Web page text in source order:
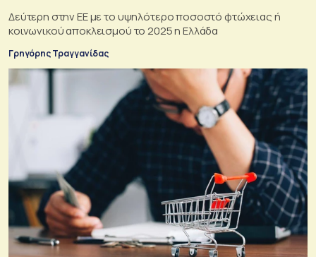
Δεύτερη στην ΕΕ με το υψηλότερο ποσοστό φτώχειας ή
κοινωνικού αποκλεισμού το 2025 η Ελλάδα
Γρηγόρης Τραγγανίδας